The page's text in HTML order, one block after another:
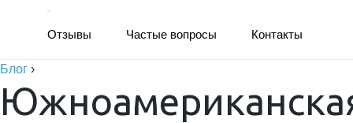
Отзывы Частые вопросы Контакты
Блог ›